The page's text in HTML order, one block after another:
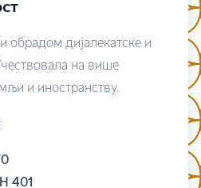
обрадом дијалекатске и
на више
и иностранству.
401